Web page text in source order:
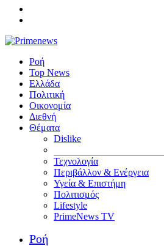
Ροή
Top News
Ελλάδα
Πολιτική
Οικονομία
Διεθνή
Θέματα
Dislike
Τεχνολογία
Περιβάλλον & Ενέργεια
Υγεία & Επιστήμη
Πολιτισμός
Lifestyle
PrimeNews TV
Ροή